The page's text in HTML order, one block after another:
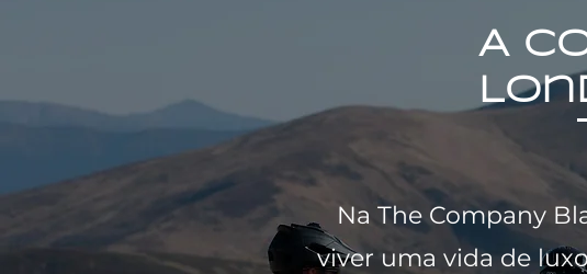
A
Na The Company
viver uma vida de